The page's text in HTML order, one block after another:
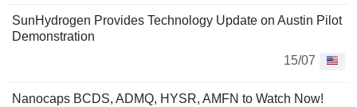
SunHydrogen Provides Technology Update on Austin Pilot
Demonstration
15/07
Nanocaps BCDS, ADMQ, HYSR, AMFN to Watch Now!